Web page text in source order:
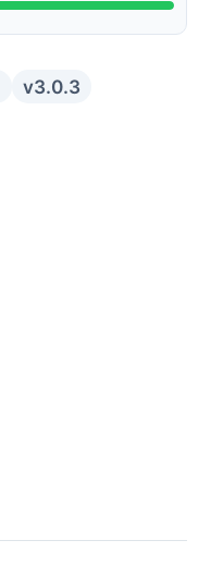
v3.0.3